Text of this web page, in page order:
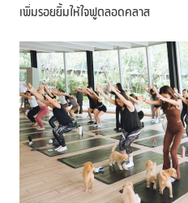
เพิ่มรอยยิ้มให้ใจฟูตลอดคลาส